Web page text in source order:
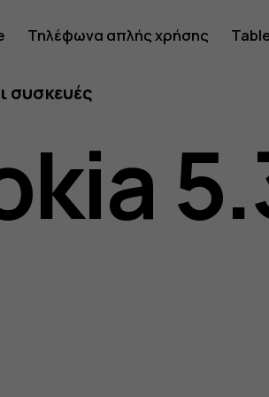
Τηλέφωνα απλής χρήσης
συσκευές